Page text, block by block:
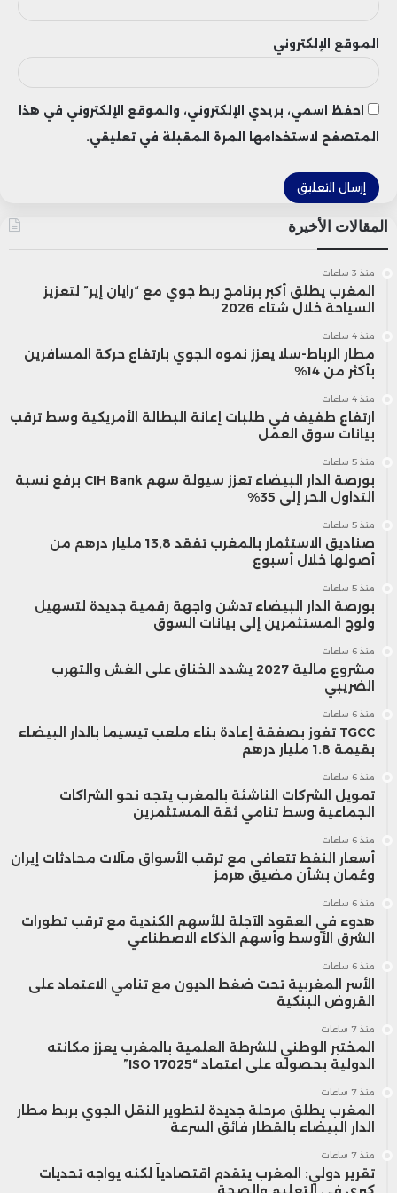
معتبرة أن ضعف بعض البيانات لا يثني
المستثمرين عن التفاؤل.
ويضيف “روب هاورث”، مدير استراتيجية
الاستثمار في “يو إس بنك”، أن السوق ترى في
هذه البياناتفرصة للمركزي الأمريكي لخفض
الفائدة، وهو ما يعزز من جاذبية الأسهم.
تأثرت بشكل إيجابي القطاعات التي تعتمد على
الاقتراض، مثل شركات البناء، التي سجلت
ارتفاعًا ملحوظًا في أسهمها خلال أغسطس.
كما ارتفع مؤشر “راسل 2000” لأسهم الشركات
مستفيدًا من التوقعات المرتبطة بتخفيض
أسعار الفائدة.
تصدرت شركات التكنولوجيا مكاسب السوق،
مدفوعة بموجة التفاؤل حول الذكاء
الاصطناعي. وأوضح “روس مايفيلد”، استراتيجي
الاستثمار في “بيرد برايفت ويلث مانجمنت”، أن
تأثير قطاع الذكاء الاصطناعي على سوق
الأسهم أصبح أكبر من مرونة الاقتصاد الكلي
نفسه، مما يفسر ارتفاع أسهم التكنولوجيا
بشكل لافت.
قيمة الدولار منذ مطلع العام عزز قدرة شركات
انعكس إيجابًا على أرباحها، خصوصًا تلك التي
الموقع الإلكتروني
احفظ اسمي، بريدي الإلكتروني، والموقع الإلكتروني في هذا
المتصفح لاستخدامها المرة المقبلة في تعليقي.
المقالات الأخيرة
منذ 3 ساعات
المغرب يطلق أكبر برنامج ربط جوي مع “رايان إير” لتعزيز
السياحة خلال شتاء 2026
منذ 4 ساعات
مطار الرباط-سلا يعزز نموه الجوي بارتفاع حركة المسافرين
بأكثر من 14%
منذ 4 ساعات
ارتفاع طفيف في طلبات إعانة البطالة الأمريكية وسط ترقب
بيانات سوق العمل
منذ 5 ساعات
بورصة الدار البيضاء تعزز سيولة سهم CIH Bank برفع نسبة
التداول الحر إلى 35%
منذ 5 ساعات
صناديق الاستثمار بالمغرب تفقد 13,8 مليار درهم من
أصولها خلال أسبوع
منذ 5 ساعات
بورصة الدار البيضاء تدشن واجهة رقمية جديدة لتسهيل
ولوج المستثمرين إلى بيانات السوق
منذ 6 ساعات
مشروع مالية 2027 يشدد الخناق على الغش والتهرب
الضريبي
منذ 6 ساعات
TGCC تفوز بصفقة إعادة بناء ملعب تيسيما بالدار البيضاء
بقيمة 1.8 مليار درهم
منذ 6 ساعات
تمويل الشركات الناشئة بالمغرب يتجه نحو الشراكات
الجماعية وسط تنامي ثقة المستثمرين
منذ 6 ساعات
أسعار النفط تتعافى مع ترقب الأسواق مآلات محادثات إيران
وعُمان بشأن مضيق هرمز
منذ 6 ساعات
هدوء في العقود الآجلة للأسهم الكندية مع ترقب تطورات
الشرق الأوسط وأسهم الذكاء الاصطناعي
منذ 6 ساعات
الأسر المغربية تحت ضغط الديون مع تنامي الاعتماد على
القروض البنكية
منذ 7 ساعات
المختبر الوطني للشرطة العلمية بالمغرب يعزز مكانته
الدولية بحصوله على اعتماد “ISO 17025”
منذ 7 ساعات
المغرب يطلق مرحلة جديدة لتطوير النقل الجوي بربط مطار
الدار البيضاء بالقطار فائق السرعة
منذ 7 ساعات
تقرير دولي: المغرب يتقدم اقتصادياً لكنه يواجه تحديات